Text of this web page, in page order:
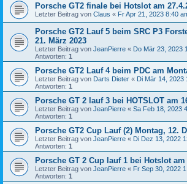
Porsche GT2 finale bei Hotslot am
Letzter Beitrag von Claus « Fr Apr 21, 2023 8:40
Porsche GT2 Lauf 5 beim SRC P3
21. März 2023
Letzter Beitrag von JeanPierre « Do Mär 23, 2023
Antworten: 1
Porsche GT2 Lauf 4 beim PDC am
Letzter Beitrag von Darts Dieter « Di Mär 14, 2023
Antworten: 1
Porsche GT 2 lauf 3 bei HOTSLOT am
Letzter Beitrag von JeanPierre « Sa Feb 18, 2023
Antworten: 1
Porsche GT2 Cup Lauf (2) Montag, 12.
Letzter Beitrag von JeanPierre « Di Dez 13, 2022
Antworten: 1
Porsche GT 2 Cup lauf 1 bei Hotslot am
Letzter Beitrag von JeanPierre « Fr Sep 30, 2022
Antworten: 1